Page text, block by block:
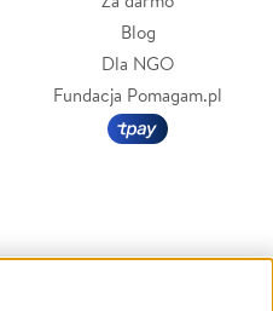
Blog
Dla NGO
Fundacja Pomagam.pl